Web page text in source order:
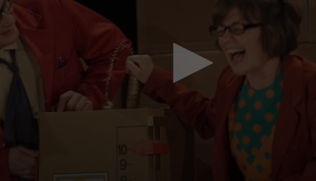
Mach mit: «Be Part of the Art»!
Engagiere dich als Kulturliebhaber:in, Kulturschaffende(r) oder
Mit deiner Mitgliedschaft erhältst du kostenlosen Zugang zu